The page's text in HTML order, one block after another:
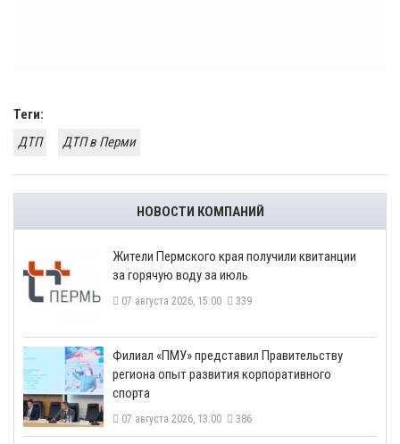
Теги:
ДТП
ДТП в Перми
НОВОСТИ КОМПАНИЙ
​Жители Пермского края получили квитанции
за горячую воду за июль
07 августа 2026, 15:00 339
​Филиал «ПМУ» представил Правительству
региона опыт развития корпоративного
спорта
07 августа 2026, 13:00 386